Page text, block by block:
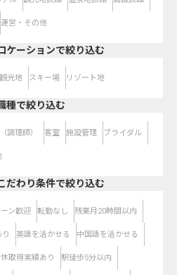
運営・その他
ケーションで絞り込む
観光地 スキー場 リゾート地
種で絞り込む
調理師） 客室 施設管理 ブライダル
だわり条件で絞り込む
ン歓迎 転勤なし 残業月20時間以内
英語を活かせる 中国語を活かせる
取得実績あり 駅徒歩5分以内